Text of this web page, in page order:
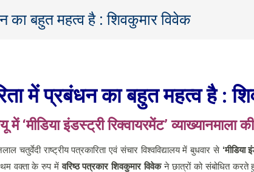
का बहुत महत्व है : शिवकुमार विवेक
में प्रबंधन का बहुत महत्व है :
में‘मीडिया इंडस्ट्री रिक्वायरमेंट’
चतुर्वेदी राष्ट्रीय पत्रकारिता एवं संचार विश्वविद्यालय में बुधवार से ‘मीडिया
वक्ता के रुप मेंवरिष्ठ पत्रकार शिवकुमार विवेकने छात्रों को संबोधित करते